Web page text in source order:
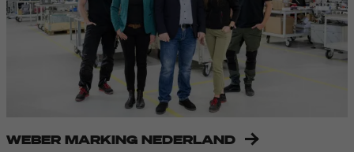
WEBER MARKING NEDERLAND